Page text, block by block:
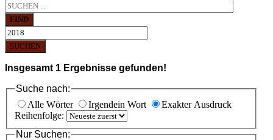
FIND
SUCHEN
Insgesamt 1 Ergebnisse gefunden!
Suche nach:
Alle Wörter
Irgendein Wort
Exakter Ausdruck
Reihenfolge:
Nur Suchen: